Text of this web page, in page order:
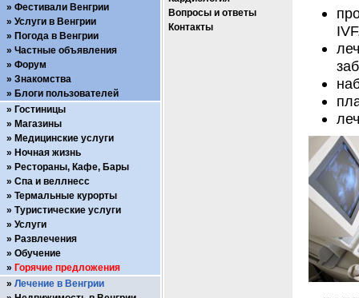
Вопросы и ответы
Контакты
Фестивали Венгрии
Услуги в Венгрии
Погода в Венгрии
Частные объявления
Форум
Знакомства
Блоги пользователей
Гостиницы
Магазины
Медицинские услуги
Ночная жизнь
Рестораны, Кафе, Бары
Спа и веллнесс
Термальные курорты
Туристические услуги
Услуги
Развлечения
Обучение
Горячие предложения
Лечение в Венгрии